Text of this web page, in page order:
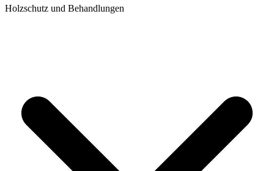
Holzschutz und Behandlungen